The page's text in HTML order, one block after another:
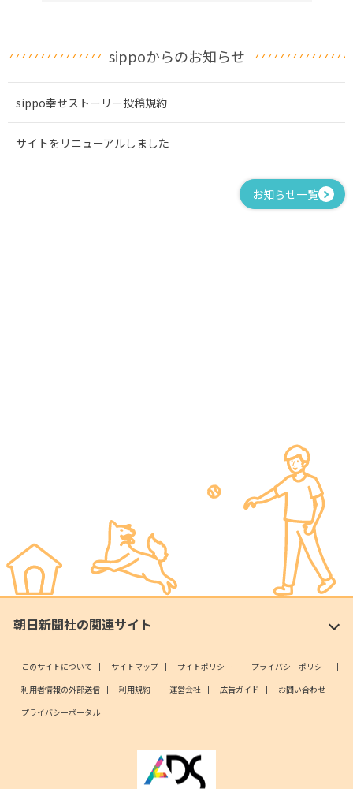
sippoからのお知らせ
sippo幸せストーリー投稿規約
サイトをリニューアルしました
お知らせ一覧
朝日新聞社の関連サイト
このサイトについて サイトマップ サイトポリシー
プライバシーポリシー
利用者情報の外部送信
利用規約 運営会社 広告ガイド
お問い合わせ
プライバシーポータル